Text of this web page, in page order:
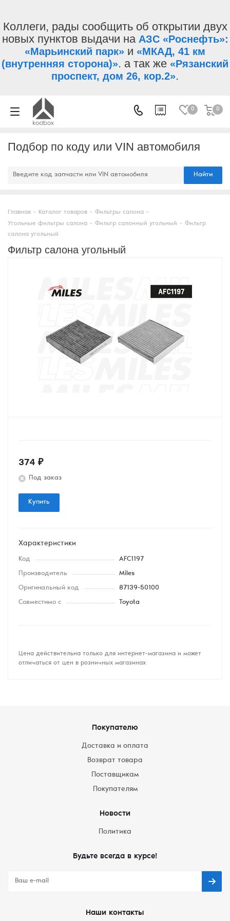
Коллеги, рады сообщить об открытии двух
новых пунктов выдачи на АЗС «Роснефть»:
«Марьинский парк» и «МКАД, 41 км
(внутренняя сторона)». а так же «Рязанский
проспект, дом 26, кор.2».
0 0
Подбор по коду или VIN автомобиля
Найти
Главная - Каталог товаров - Фильтры салона -
Угольные фильтры салона - Фильтр салонный угольный - Фильтр
салона угольный
Фильтр салона угольный
374 ₽
Под заказ
Купить
Характеристики
Код AFC1197
Производитель Miles
Оригинальный код 87139-50100
Совместимо с Toyota
Цена действительна только для интернет-магазина и может
отличаться от цен в розничных магазинах
Покупателю
Доставка и оплата
Возврат товара
Поставщикам
Покупателям
Новости
Политика
Будьте всегда в курсе!
Наши контакты